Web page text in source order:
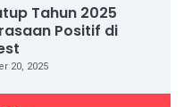
Tahun 2025
Positif di
20, 2025